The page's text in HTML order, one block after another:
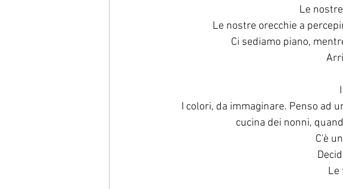
Le
Le nostre orecchie a
Ci sediamo piano,
I colori, da immaginare. Penso ad
cucina dei nonni,
C'è
Le